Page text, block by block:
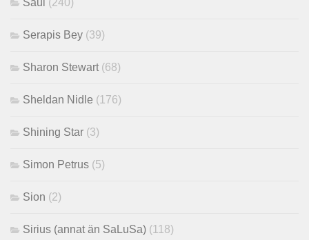
Saul (240)
Serapis Bey (39)
Sharon Stewart (68)
Sheldan Nidle (176)
Shining Star (3)
Simon Petrus (5)
Sion (2)
Sirius (annat än SaLuSa) (118)